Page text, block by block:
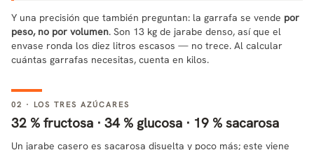
Y una precisión que también preguntan: la garrafa se vende por
peso, no por volumen. Son 13 kg de jarabe denso, así que el
envase ronda los diez litros escasos — no trece. Al calcular
cuántas garrafas necesitas, cuenta en kilos.
02 · LOS TRES AZÚCARES
32 % fructosa · 34 % glucosa · 19 % sacarosa
Un jarabe casero es sacarosa disuelta y poco más; este viene